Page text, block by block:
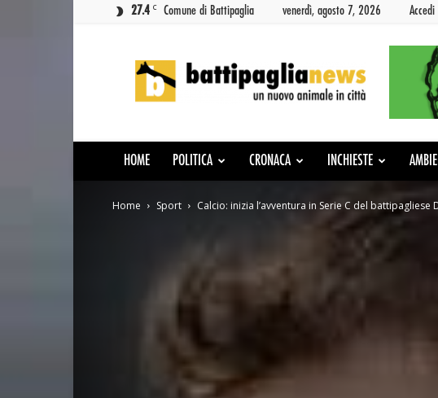
27.4 C Comune di Battipaglia venerdì, agosto 7, 2026 Accedi
News
HOME POLITICA CRONACA INCHIESTE
Home Sport Calcio: inizia l’avventura in Serie C del battipagliese